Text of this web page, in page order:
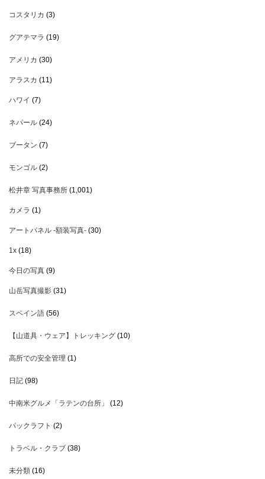
コスタリカ (3)
グアテマラ (19)
アメリカ (30)
アラスカ (11)
ハワイ (7)
ネパール (24)
ブータン (7)
モンゴル (2)
松井章 写真事務所 (1,001)
カメラ (1)
アートパネル -額装写真- (30)
1x (18)
今日の写真 (9)
山岳写真撮影 (31)
スペイン語 (56)
【山道具・ウェア】トレッキング (10)
高所での安全管理 (1)
日記 (98)
中南米グルメ「ラテンの台所」 (12)
パックラフト (2)
トラベル・クラブ (38)
未分類 (16)